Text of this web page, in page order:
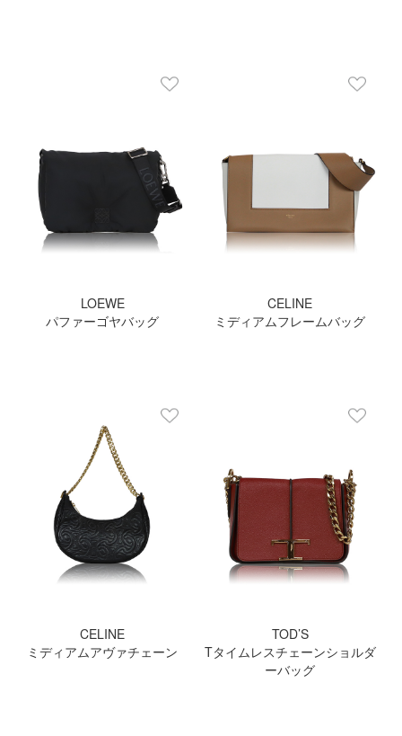
LOEWE
パファーゴヤバッグ
CELINE
ミディアムフレームバッグ
CELINE
ミディアムアヴァチェーン
TOD’S
Tタイムレスチェーンショルダ
ーバッグ